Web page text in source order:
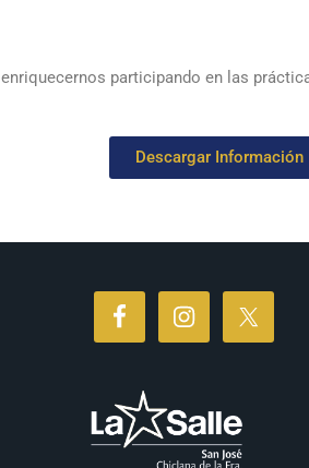
participando en las
Descargar Información